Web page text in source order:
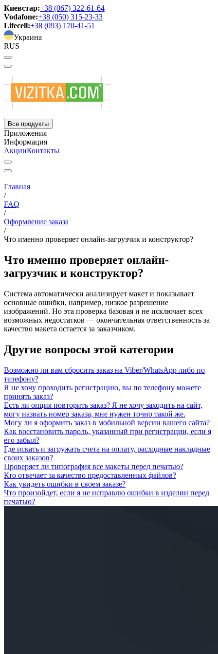
Киевстар:+38 (067) 322-61-64
Vodafone:+38 (050) 315-23-33
Lifecell:+38 (093) 170-41-51
Украина
RUS
Все продукты
Приложения
Информация
АкцииКонтакты
Главная
/
FAQ
/
Оформление заказа
/
Что именно проверяет онлайн-загрузчик и конструктор?
Что именно проверяет онлайн-
загрузчик и конструктор?
Система автоматически анализирует макет и показывает
основные ошибки, например, низкое разрешение
изображений. Но эта проверка базовая и не исключает всех
возможных недостатков — окончательная ответственность за
качество макета остается за заказчиком.
Другие вопросы этой категории
Возможно ли вам сбросить заказ на Viber/WhatsApp либо по
телефону?
Я не хочу проходить регистрацию, вы по телефону можете
принять заказ?
Есть ли опция повторить заказ? Я не хочу заходить на сайт,
могу назвать номер заказа, мне нужен точно такой же.
Могу ли я оформить заказ в мобильной версии вашего сайта?
Как восстановить пароль, указанный при регистрации, если я
его забыл?
Где искать и загружать счета на оплату, расходные накладные
своих заказов?
Проверяет ли типография все макеты перед печатью?
Кто отвечает за качество предоставленных файлов?
Как увидеть ошибки в своем заказе?
Что произойдет, если я не исправлю ошибки в изделии перед
печатью?